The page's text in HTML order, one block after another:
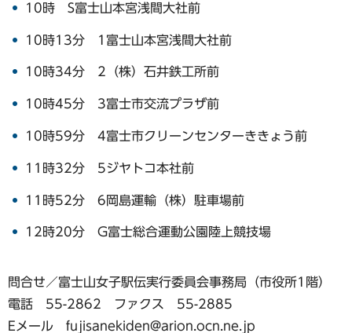
10時 S富士山本宮浅間大社前
10時13分 1富士山本宮浅間大社前
10時34分 2（株）石井鉄工所前
10時45分 3富士市交流プラザ前
10時59分 4富士市クリーンセンターききょう前
11時32分 5ジヤトコ本社前
11時52分 6岡島運輸（株）駐車場前
12時20分 G富士総合運動公園陸上競技場
問合せ／富士山女子駅伝実行委員会事務局（市役所1階）
電話 55-2862 ファクス 55-2885
Eメール fujisanekiden@arion.ocn.ne.jp